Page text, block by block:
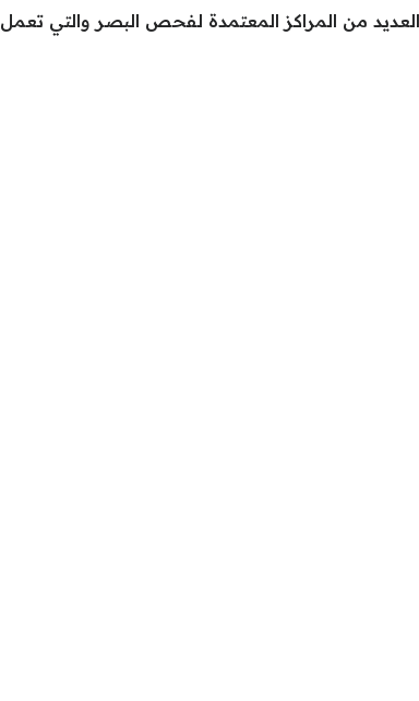
من المراكز المعتمدة لفحص البصر والتي تعمل